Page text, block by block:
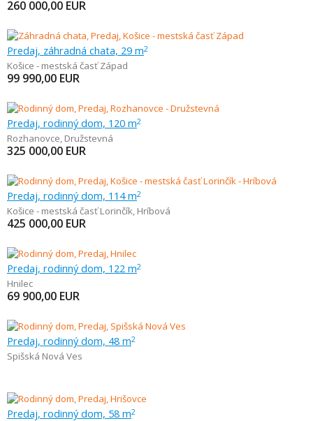
260 000,00 EUR
Predaj, záhradná chata, 29 m2
Košice - mestská časť Západ
99 990,00 EUR
Predaj, rodinný dom, 120 m2
Rozhanovce, Družstevná
325 000,00 EUR
Predaj, rodinný dom, 114 m2
Košice - mestská časť Lorinčík, Hríbová
425 000,00 EUR
Predaj, rodinný dom, 122 m2
Hnilec
69 900,00 EUR
Predaj, rodinný dom, 48 m2
Spišská Nová Ves
Predaj, rodinný dom, 58 m2